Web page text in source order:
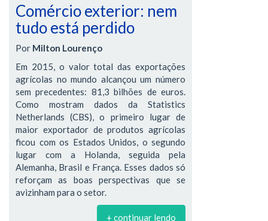
Comércio exterior: nem
tudo está perdido
Por Milton Lourenço
Em 2015, o valor total das exportações
agrícolas no mundo alcançou um número
sem precedentes: 81,3 bilhões de euros.
Como mostram dados da Statistics
Netherlands (CBS), o primeiro lugar de
maior exportador de produtos agrícolas
ficou com os Estados Unidos, o segundo
lugar com a Holanda, seguida pela
Alemanha, Brasil e França. Esses dados só
reforçam as boas perspectivas que se
avizinham para o setor.
+ continuar lendo